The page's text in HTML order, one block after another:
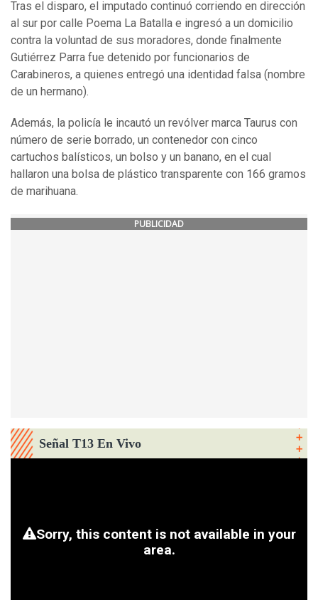
Tras el disparo, el imputado continuó corriendo en dirección
al sur por calle Poema La Batalla e ingresó a un domicilio
contra la voluntad de sus moradores, donde finalmente
Gutiérrez Parra fue detenido por funcionarios de
Carabineros, a quienes entregó una identidad falsa (nombre
de un hermano).
Además, la policía le incautó un revólver marca Taurus con
número de serie borrado, un contenedor con cinco
cartuchos balísticos, un bolso y un banano, en el cual
hallaron una bolsa de plástico transparente con 166 gramos
de marihuana.
PUBLICIDAD
Señal T13 En Vivo